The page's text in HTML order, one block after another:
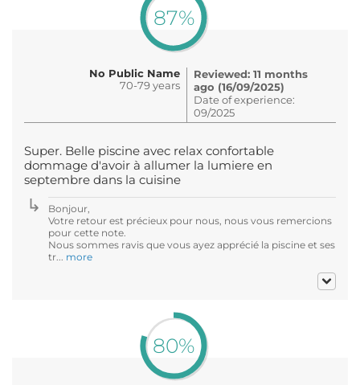
87%
No Public Name
70-79 years
Reviewed: 11 months
ago (16/09/2025)
Date of experience:
09/2025
Super. Belle piscine avec relax confortable
dommage d'avoir à allumer la lumiere en
septembre dans la cuisine
Bonjour,
Votre retour est précieux pour nous, nous vous remercions
pour cette note.
Nous sommes ravis que vous ayez apprécié la piscine et ses
tr... more
80%